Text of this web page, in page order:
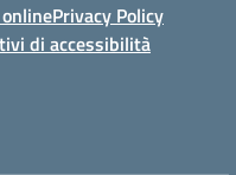
Privacy Policy
di accessibilità